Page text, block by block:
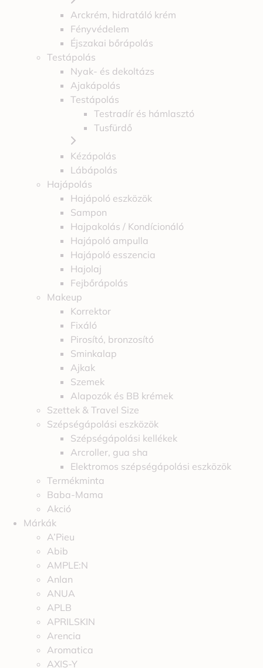
Arckrém, hidratáló krém
Fényvédelem
Éjszakai bőrápolás
Testápolás
Nyak- és dekoltázs
Ajakápolás
Testápolás
Testradír és hámlasztó
Tusfürdő
Kézápolás
Lábápolás
Hajápolás
Hajápoló eszközök
Sampon
Hajpakolás / Kondícionáló
Hajápoló ampulla
Hajápoló esszencia
Hajolaj
Fejbőrápolás
Makeup
Korrektor
Fixáló
Pirosító, bronzosító
Sminkalap
Ajkak
Szemek
Alapozók és BB krémek
Szettek & Travel Size
Szépségápolási eszközök
Szépségápolási kellékek
Arcroller, gua sha
Elektromos szépségápolási eszközök
Termékminta
Baba-Mama
Akció
Márkák
A’Pieu
Abib
AMPLE:N
Anlan
ANUA
APLB
APRILSKIN
Arencia
Aromatica
AXIS-Y